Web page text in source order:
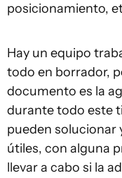
posicionamiento,
Hay un equipo
todo en borrador,
documento es la
durante todo este
pueden solucionar
útiles, con alguna
llevar a cabo si la